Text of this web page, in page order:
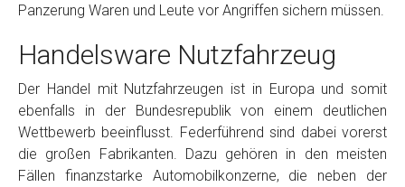
Panzerung Waren und Leute vor Angriffen sichern müssen.
Handelsware Nutzfahrzeug
Der Handel mit Nutzfahrzeugen ist in Europa und somit
ebenfalls in der Bundesrepublik von einem deutlichen
Wettbewerb beeinflusst. Federführend sind dabei vorerst
die großen Fabrikanten. Dazu gehören in den meisten
Fällen finanzstarke Automobilkonzerne, die neben der